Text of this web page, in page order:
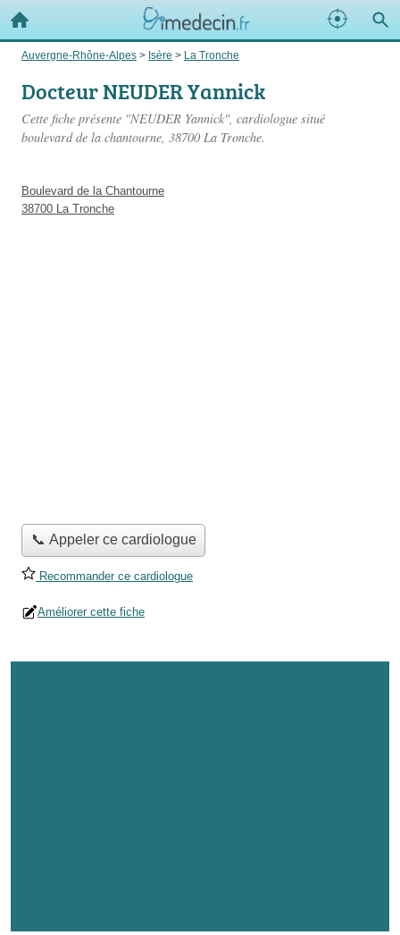
Auvergne-Rhône-Alpes > Isère > La Tronche
Docteur NEUDER Yannick
Cette fiche présente "NEUDER Yannick", cardiologue situé
boulevard de la chantourne, 38700 La Tronche.
Boulevard de la Chantourne
38700 La Tronche
📞 Appeler ce cardiologue
Recommander ce cardiologue
Améliorer cette fiche